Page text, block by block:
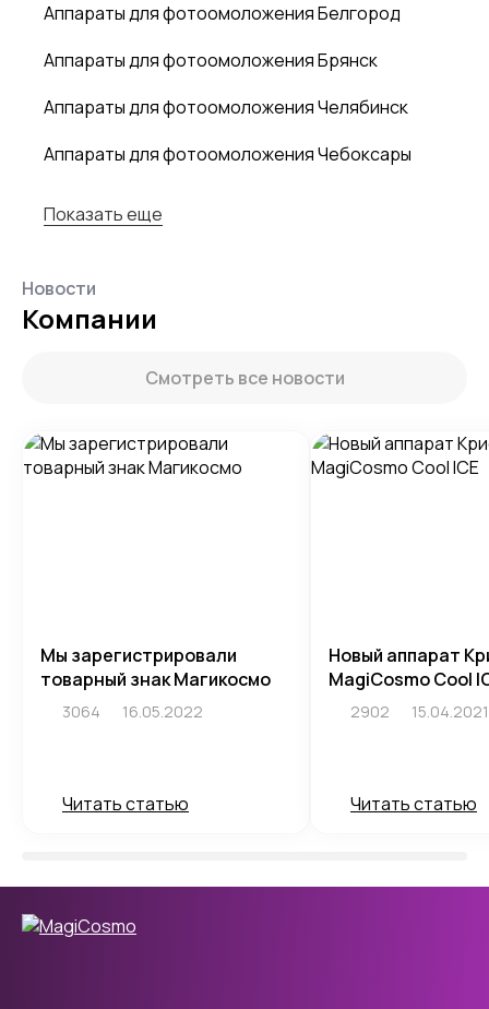
Аппараты для фотоомоложения Белгород
Аппараты для фотоомоложения Брянск
Аппараты для фотоомоложения Челябинск
Аппараты для фотоомоложения Чебоксары
Показать еще
Новости
Компании
Смотреть все новости
Мы зарегистрировали
товарный знак Магикосмо
3064 16.05.2022
Читать статью
Новый аппарат
MagiCosmo Cool
2902 15.04.2021
Читать статью